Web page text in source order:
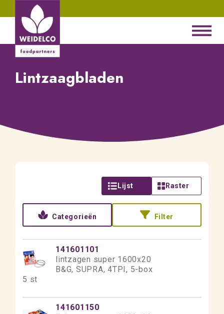
Lintzaagbladen
Lijst Raster
Categorieën Filter
141601101
lintzagen super 1600x20
B&G, SUPRA, 4TPI, 5-box
5 st
141601150